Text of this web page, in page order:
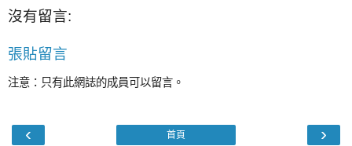
沒有留言:
張貼留言
注意：只有此網誌的成員可以留言。
‹ ›
首頁